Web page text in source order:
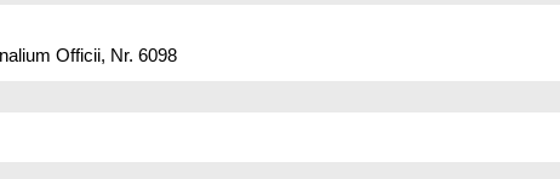
Officii, Nr. 6098